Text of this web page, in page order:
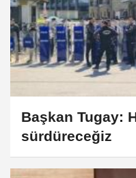
Başkan Tugay:
sürdüreceğiz